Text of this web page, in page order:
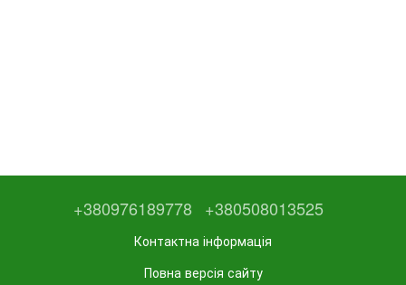
+380976189778 +380508013525
Контактна інформація
Повна версія сайту